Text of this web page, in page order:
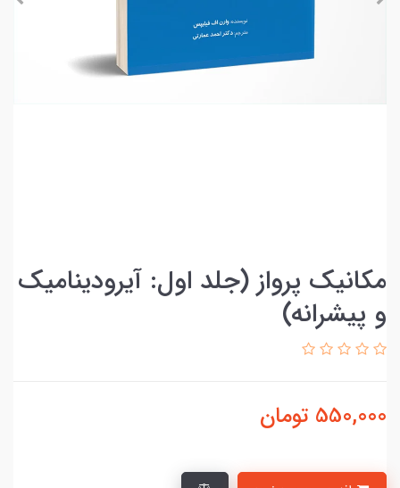
مکانیک پرواز (جلد اول: آیرودینامیک
و پیشرانه)
550,000 تومان